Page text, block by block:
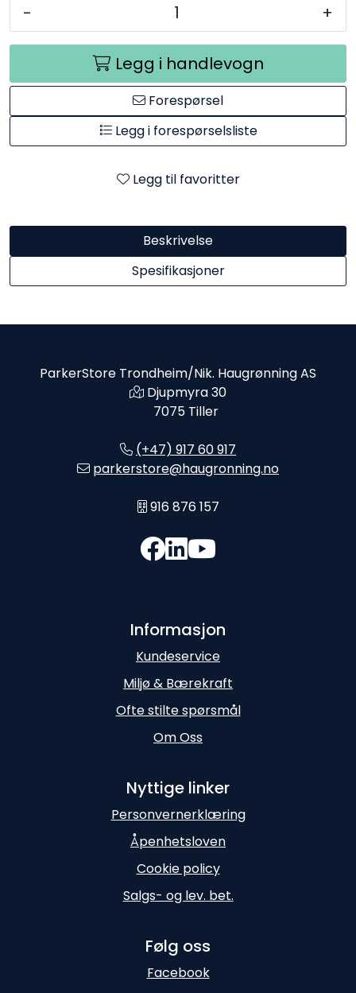
- +
Legg i handlevogn
Forespørsel
Legg i forespørselsliste
Legg til favoritter
Beskrivelse
Spesifikasjoner
ParkerStore Trondheim/Nik. Haugrønning AS
Djupmyra 30
7075 Tiller
(+47) 917 60 917
parkerstore@haugronning.no
916 876 157
Informasjon
Kundeservice
Miljø & Bærekraft
Ofte stilte spørsmål
Om Oss
Nyttige linker
Personvernerklæring
Åpenhetsloven
Cookie policy
Salgs- og lev. bet.
Følg oss
Facebook